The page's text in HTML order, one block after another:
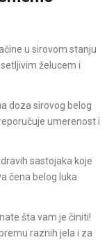
u sirovom stanju
želucem i
doza sirovog belog
umerenost i
sastojaka koje
čena belog luka
šta vam je činiti!
raznih jela i za